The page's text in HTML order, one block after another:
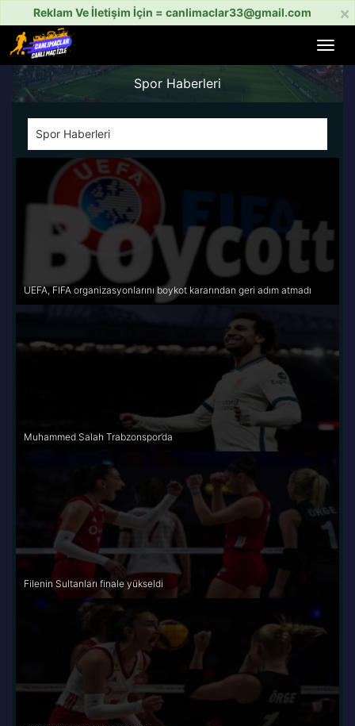
×
Reklam Ve İletişim İçin = canlimaclar33@gmail.com
aç
veya
kapat
Spor Haberleri
Spor Haberleri
UEFA, FIFA organizasyonlarını boykot kararından geri adım atmadı
Muhammed Salah Trabzonspor’da
Filenin Sultanları finale yükseldi